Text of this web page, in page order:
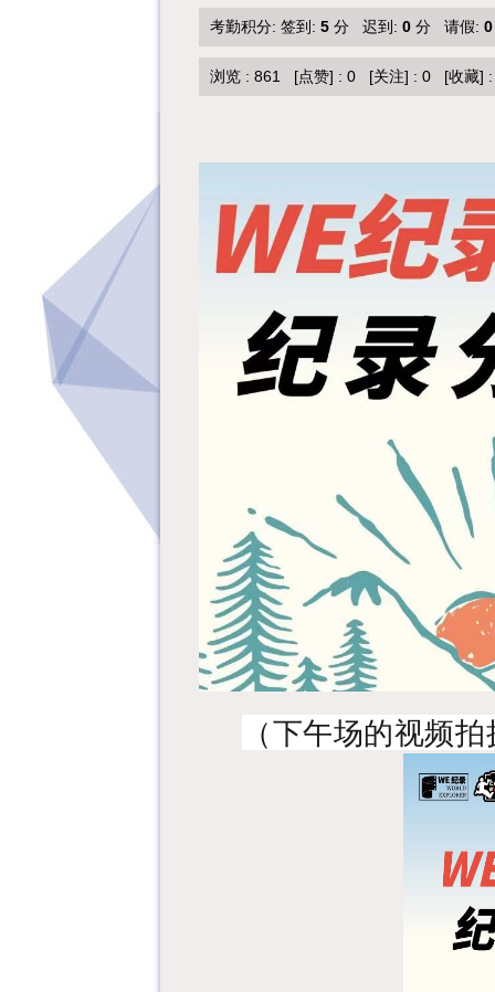
考勤积分: 签到: 5 分 迟到: 0 分 请假: 0
浏览 : 861 [点赞] : 0 [关注] : 0 [收藏]
（下午场的视频